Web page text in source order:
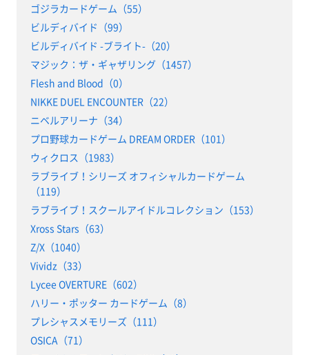
ゴジラカードゲーム（55）
ビルディバイド（99）
ビルディバイド -ブライト-（20）
マジック：ザ・ギャザリング（1457）
Flesh and Blood（0）
NIKKE DUEL ENCOUNTER（22）
ニベルアリーナ（34）
プロ野球カードゲーム DREAM ORDER（101）
ウィクロス（1983）
ラブライブ！シリーズ オフィシャルカードゲーム
（119）
ラブライブ！スクールアイドルコレクション（153）
Xross Stars（63）
Z/X（1040）
Vividz（33）
Lycee OVERTURE（602）
ハリー・ポッター カードゲーム（8）
プレシャスメモリーズ（111）
OSICA（71）